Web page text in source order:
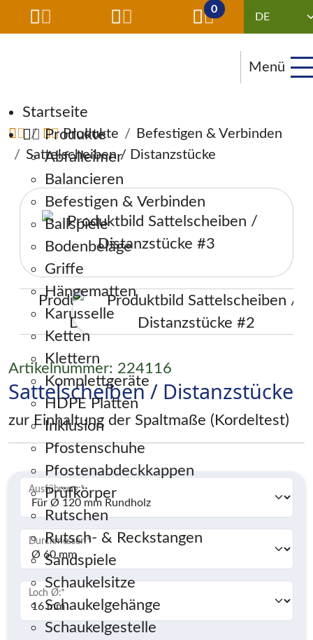
0
Menü
Navigation überspringen
Startseite
Produkte
Abfalleimer
Balancieren
Befestigen & Verbinden
Ballspiele
Bodenbeläge
Griffe
Hängematten
Karusselle
Ketten
Klettern
Komplettgeräte
HDPE Platten
Inklusion
Pfostenschuhe
Pfostenabdeckkappen
Prüfkörper
Rutschen
Rutsch- & Reckstangen
Sandspiele
Schaukelsitze
Schaukelgehänge
Schaukelgestelle
Produkte
Befestigen & Verbinden
Sattelscheiben / Distanzstücke
Artikelnummer: 224116
Sattelscheiben / Distanzstücke
zur Einhaltung der Spaltmaße (Kordeltest)
Ausführung:*
Durchmesser:*
Loch Ø:*